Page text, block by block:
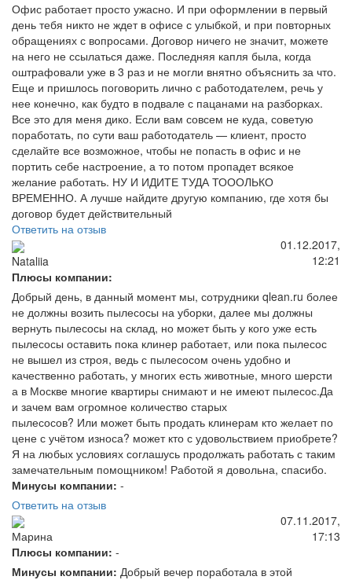
Офис работает просто ужасно. И при оформлении в первый
день тебя никто не ждет в офисе с улыбкой, и при повторных
обращениях с вопросами. Договор ничего не значит, можете
на него не ссылаться даже. Последняя капля была, когда
оштрафовали уже в 3 раз и не могли внятно объяснить за что.
Еще и пришлось поговорить лично с работодателем, речь у
нее конечно, как будто в подвале с пацанами на разборках.
Все это для меня дико. Если вам совсем не куда, советую
поработать, по сути ваш работодатель — клиент, просто
сделайте все возможное, чтобы не попасть в офис и не
портить себе настроение, а то потом пропадет всякое
желание работать. НУ И ИДИТЕ ТУДА ТОООЛЬКО
ВРЕМЕННО. А лучше найдите другую компанию, где хотя бы
договор будет действительный
Ответить на отзыв
Nataliia
01.12.2017,
12:21
Плюсы компании:
Добрый день, в данный момент мы, сотрудники qlean.ru более
не должны возить пылесосы на уборки, далее мы должны
вернуть пылесосы на склад, но может быть у кого уже есть
пылесосы оставить пока клинер работает, или пока пылесос
не вышел из строя, ведь с пылесосом очень удобно и
качественно работать, у многих есть животные, много шерсти
а в Москве многие квартиры снимают и не имеют пылесос.Да
и зачем вам огромное количество старых
пылесосов? Или может быть продать клинерам кто желает по
цене с учётом износа? может кто с удовольствием приобрете?
Я на любых условиях соглашусь продолжать работать с таким
замечательным помощником! Работой я довольна, спасибо.
Минусы компании: -
Ответить на отзыв
Марина
07.11.2017,
17:13
Плюсы компании: -
Минусы компании: Добрый вечер поработала в этой